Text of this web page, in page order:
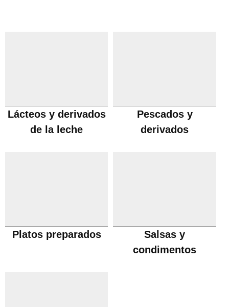
Lácteos y derivados
de la leche
Pescados y
derivados
Platos preparados
Salsas y
condimentos